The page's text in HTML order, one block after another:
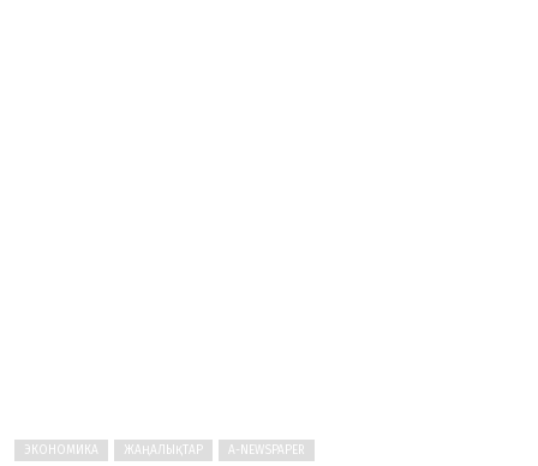
ЭКОНОМИКА ЖАҢАЛЫҚТАР A-NEWSPAPER